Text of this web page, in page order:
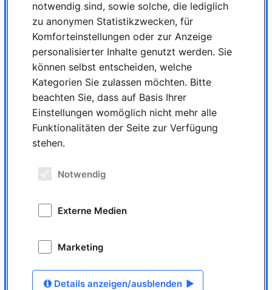
Ansprechpartner für Fragen zur Stellenausschreibung
Dr. Peter Schicker
Kieferorthopädische Fachpraxis
Dr. Peter Schicker
Schloßstraße 76 | 51429 Bergisch Gladbach
Fon: +49 2204 91 18 14
Mail: service@schicker-laecheln.de
service@schicker-laecheln.de
Facebook Instagram
notwendig sind, sowie solche, die lediglich
zu anonymen Statistikzwecken, für
Komforteinstellungen oder zur Anzeige
personalisierter Inhalte genutzt werden. Sie
können selbst entscheiden, welche
Kategorien Sie zulassen möchten. Bitte
beachten Sie, dass auf Basis Ihrer
Einstellungen womöglich nicht mehr alle
Funktionalitäten der Seite zur Verfügung
stehen.
Notwendig
Externe Medien
Marketing
Details anzeigen/ausblenden